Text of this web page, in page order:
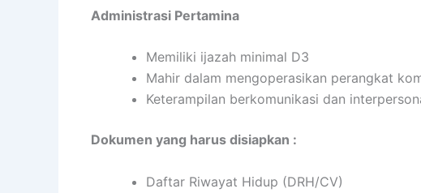
Administrasi Pertamina
Memiliki ijazah minimal D3
Mahir dalam mengoperasikan perangkat
Keterampilan berkomunikasi dan
Dokumen yang harus disiapkan :
Daftar Riwayat Hidup (DRH/CV)